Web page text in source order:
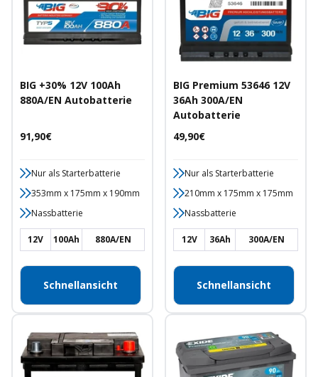
BIG +30% 12V 100Ah
880A/EN Autobatterie
Angebotspreis
91,90€
Nur als Starterbatterie
353mm x 175mm x 190mm
Nassbatterie
12V 100Ah 880A/EN
Schnellansicht
BIG Premium 53646 12V
36Ah 300A/EN
Autobatterie
Angebotspreis
49,90€
Nur als Starterbatterie
210mm x 175mm x 175mm
Nassbatterie
12V 36Ah 300A/EN
Schnellansicht